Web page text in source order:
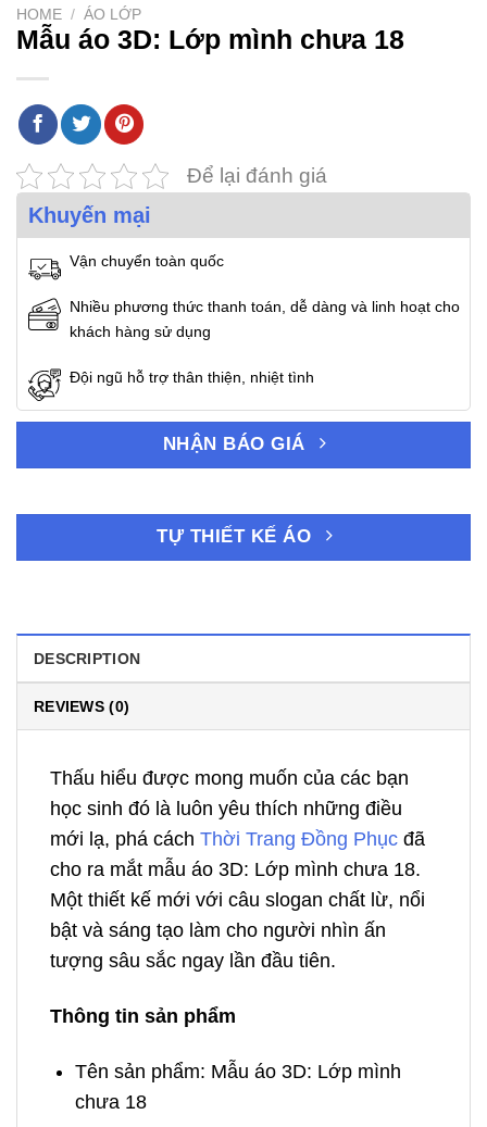
HOME / ÁO LỚP
Mẫu áo 3D: Lớp mình chưa 18
Để lại đánh giá
Khuyến mại
Vận chuyển toàn quốc
Nhiều phương thức thanh toán, dễ dàng và linh hoạt cho
khách hàng sử dụng
Đội ngũ hỗ trợ thân thiện, nhiệt tình
NHẬN BÁO GIÁ
TỰ THIẾT KẾ ÁO
DESCRIPTION
REVIEWS (0)
Thấu hiểu được mong muốn của các bạn
học sinh đó là luôn yêu thích những điều
mới lạ, phá cách Thời Trang Đồng Phục đã
cho ra mắt mẫu áo 3D: Lớp mình chưa 18.
Một thiết kế mới với câu slogan chất lừ, nổi
bật và sáng tạo làm cho người nhìn ấn
tượng sâu sắc ngay lần đầu tiên.
Thông tin sản phẩm
Tên sản phẩm: Mẫu áo 3D: Lớp mình
chưa 18